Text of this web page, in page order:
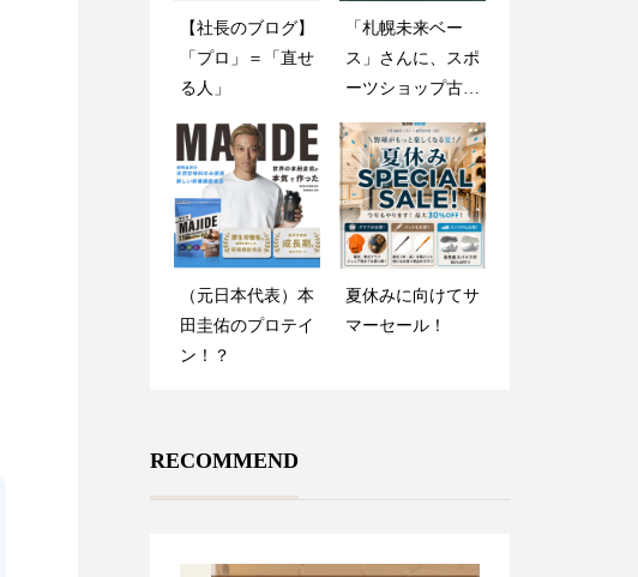
【社長のブログ】
「プロ」＝「直せ
る人」
「札幌未来ベー
ス」さんに、スポ
ーツショップ古内
を紹介していただ
きました
（元日本代表）本
田圭佑のプロテイ
ン！？
夏休みに向けてサ
マーセール！
創業感謝祭2025開
催のお知らせ
木製バットが折れ
ても心配しない
で！
グラブメンテナン
ス指南書
RECOMMEND